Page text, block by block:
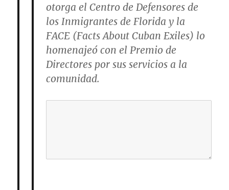
otorga el Centro de Defensores de
los Inmigrantes de Florida y la
FACE (Facts About Cuban Exiles) lo
homenajeó con el Premio de
Directores por sus servicios a la
comunidad.